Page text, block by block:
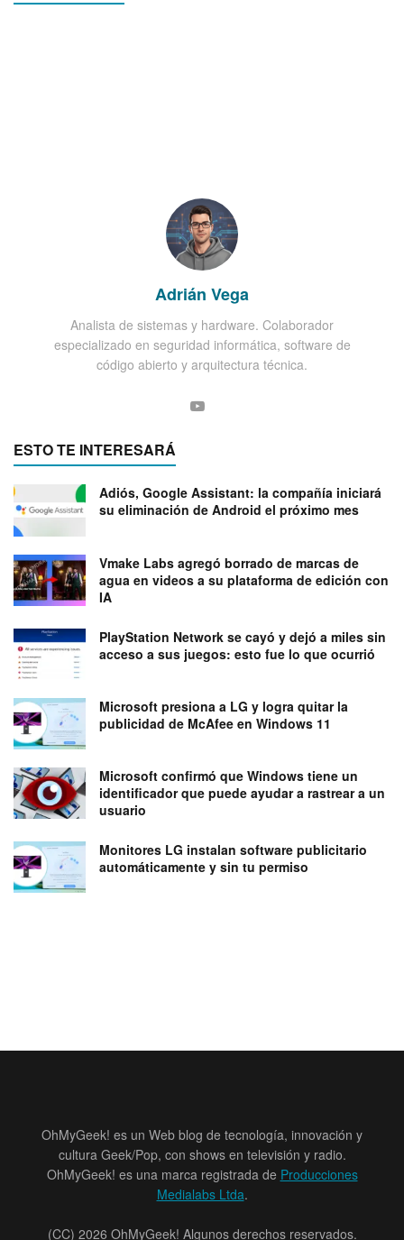
Adrián Vega
Analista de sistemas y hardware. Colaborador
especializado en seguridad informática, software de
código abierto y arquitectura técnica.
ESTO TE INTERESARÁ
Adiós, Google Assistant: la compañía iniciará
su eliminación de Android el próximo mes
Vmake Labs agregó borrado de marcas de
agua en videos a su plataforma de edición con
IA
PlayStation Network se cayó y dejó a miles sin
acceso a sus juegos: esto fue lo que ocurrió
Microsoft presiona a LG y logra quitar la
publicidad de McAfee en Windows 11
Microsoft confirmó que Windows tiene un
identificador que puede ayudar a rastrear a un
usuario
Monitores LG instalan software publicitario
automáticamente y sin tu permiso
OhMyGeek! es un Web blog de tecnología, innovación y
cultura Geek/Pop, con shows en televisión y radio.
OhMyGeek! es una marca registrada de Producciones
Medialabs Ltda.
(CC) 2026 OhMyGeek! Algunos derechos reservados.